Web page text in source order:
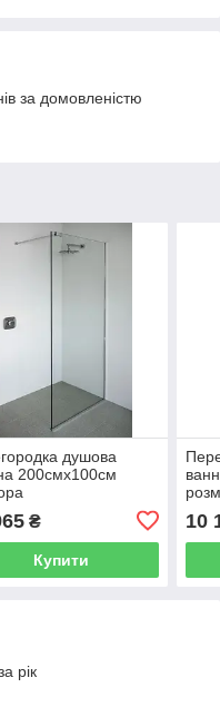
за домовленістю
душова
200смх100см
₴
Купити
10
рік